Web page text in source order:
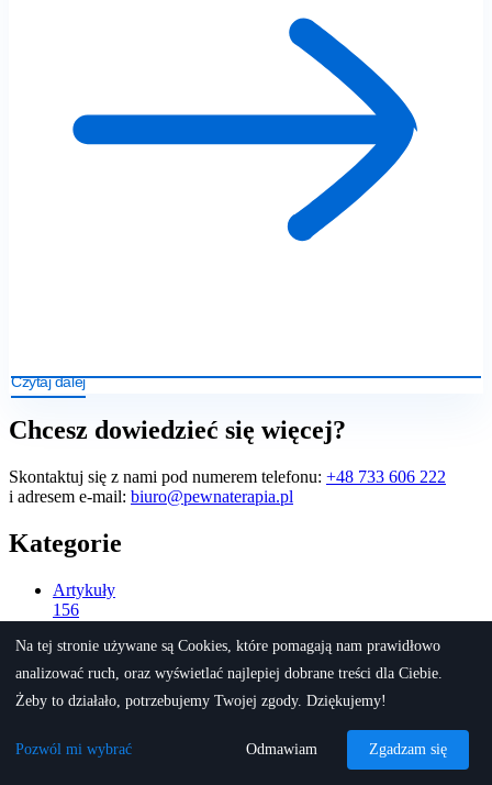
Czytaj dalej
Chcesz dowiedzieć się więcej?
Skontaktuj się z nami pod numerem telefonu: +48 733 606 222
i adresem e-mail: biuro@pewnaterapia.pl
Kategorie
Artykuły
156
8
Dzieci
Magazyn
O leczeniu uzależnień
Na tej stronie używane są Cookies, które pomagają nam prawidłowo
analizować ruch, oraz wyświetlać najlepiej dobrane treści dla Ciebie.
Żeby to działało, potrzebujemy Twojej zgody. Dziękujemy!
Pozwól mi wybrać Odmawiam Zgadzam się